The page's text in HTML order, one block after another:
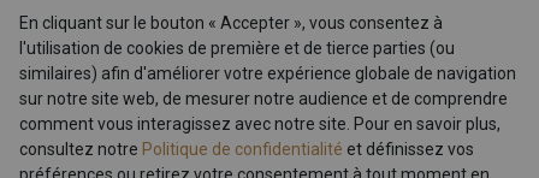
Livraison : France, Belgique, International
Retours & réclamations
FAQ - Questions fréquentes
Modes de paiements
Menu
Tous nos tissus
Magazine
FR EN
En cliquant sur le bouton « Accepter », vous consentez à
l'utilisation de cookies de première et de tierce parties (ou
similaires) afin d'améliorer votre expérience globale de navigation
sur notre site web, de mesurer notre audience et de comprendre
comment vous interagissez avec notre site. Pour en savoir plus,
consultez notre Politique de confidentialité et définissez vos